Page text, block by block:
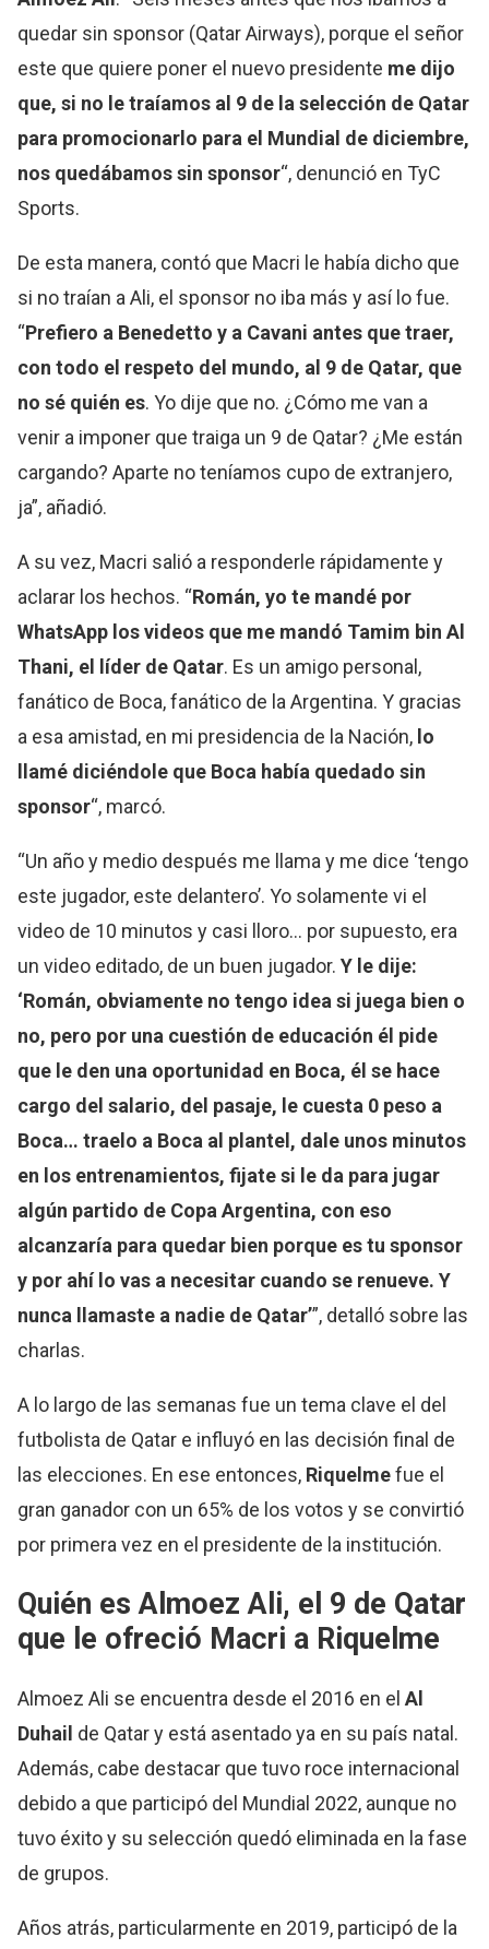
quedar sin sponsor (Qatar Airways), porque el señor
este que quiere poner el nuevo presidente me dijo
que, si no le traíamos al 9 de la selección de Qatar
para promocionarlo para el Mundial de diciembre,
nos quedábamos sin sponsor“, denunció en TyC
Sports.
De esta manera, contó que Macri le había dicho que
si no traían a Ali, el sponsor no iba más y así lo fue.
“Prefiero a Benedetto y a Cavani antes que traer,
con todo el respeto del mundo, al 9 de Qatar, que
no sé quién es. Yo dije que no. ¿Cómo me van a
venir a imponer que traiga un 9 de Qatar? ¿Me están
cargando? Aparte no teníamos cupo de extranjero,
ja”, añadió.
A su vez, Macri salió a responderle rápidamente y
aclarar los hechos. “Román, yo te mandé por
WhatsApp los videos que me mandó Tamim bin Al
Thani, el líder de Qatar. Es un amigo personal,
fanático de Boca, fanático de la Argentina. Y gracias
a esa amistad, en mi presidencia de la Nación, lo
llamé diciéndole que Boca había quedado sin
sponsor“, marcó.
“Un año y medio después me llama y me dice ‘tengo
este jugador, este delantero’. Yo solamente vi el
video de 10 minutos y casi lloro… por supuesto, era
un video editado, de un buen jugador.Y le dije:
‘Román, obviamente no tengo idea si juega bien o
no, pero por una cuestión de educación él pide
que le den una oportunidad en Boca, él se hace
cargo del salario, del pasaje, le cuesta 0 peso a
Boca… traelo a Boca al plantel, dale unos minutos
en los entrenamientos, fijate si le da para jugar
algún partido de Copa Argentina, con eso
alcanzaría para quedar bien porque es tu sponsor
y por ahí lo vas a necesitar cuando se renueve. Y
nunca llamaste a nadie de Qatar’”, detalló sobre las
charlas.
A lo largo de las semanas fue un tema clave el del
futbolista de Qatar e influyó en las decisión final de
las elecciones. En ese entonces, Riquelmefue el
gran ganador con un 65% de los votos y se convirtió
por primera vez en el presidente de la institución.
Quién es Almoez Ali, el 9 de Qatar
que le ofreció Macri a Riquelme
Almoez Ali se encuentra desde el 2016 en elAl
Duhail de Qatar y está asentado ya en su país natal.
Además, cabe destacar que tuvo roce internacional
debido a que participó del Mundial 2022, aunque no
tuvo éxito y su selección quedó eliminada en la fase
de grupos.
Años atrás, particularmente en 2019, participó de la